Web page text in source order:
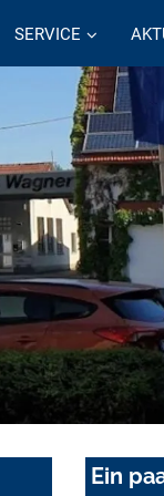
SERVICE
Ein